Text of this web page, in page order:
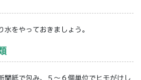
水をやっておきましょう。
聞紙で包み、５～６個単位でヒモがけし